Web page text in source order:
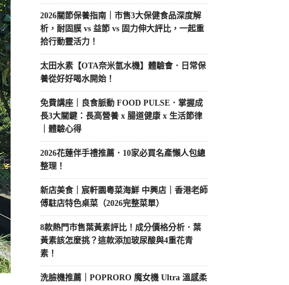
2026關節保養指南｜市售3大保健食品深度解
析，耐固膜 vs 益節 vs 固力伸大評比，一起重
拾行動靈活力！
太田水素【OTA奈米氫水機】體驗會．日常保
養從好好喝水開始！
免費講座｜良食脈動 FOOD PULSE．掌握成
長3大關鍵：長高營養 x 腸道健康 x 生活節律
｜體驗心得
2026花蓮伴手禮推薦．10家必買名產懶人包總
整理！
新店美食｜宸軒園粵菜海鮮 中興店｜香港老師
傅駐店特色桌菜（2026完整菜單）
8款熱門市售葉黃素評比！成分價格分析．葉
黃素該怎麼挑？這款添加玻尿酸與4重花青
素！
洗臉機推薦｜POPRORO 魔女機 Ultra 溫感柔